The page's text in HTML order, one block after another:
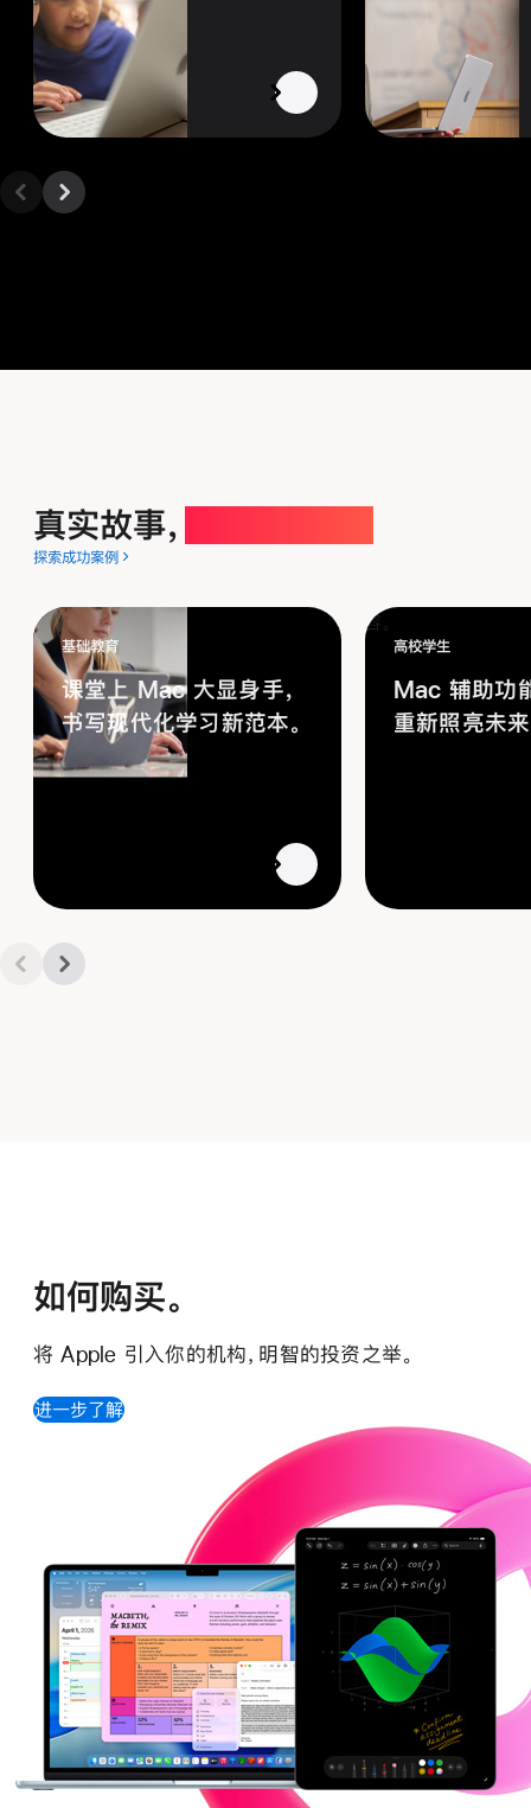
真实故事，
探索成功案例
基础教育
课堂上 Mac 大显身手，
书写现代化学习新范本。
高校学生
Mac 辅助功
重新照亮未来
如何购买。
将 Apple 引入你的机构， 明智的投资之举。
进一步了解